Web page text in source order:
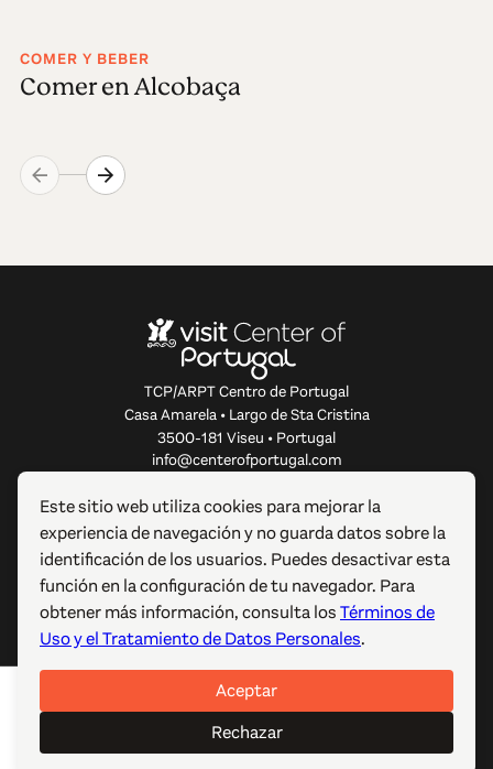
COMER Y BEBER
Comer en Alcobaça
TCP/ARPT Centro de Portugal
Casa Amarela • Largo de Sta Cristina
3500-181 Viseu • Portugal
info@centerofportugal.com
SOBRE ESTE SITIO WEB
ENLACES ÚTILES
SÍGUENOS
© 2012-2026 TCP/ARPT Centro de Portugal. Todos los
derechos reservados. Made byGOMO Digital
Este sitio web utiliza cookies para mejorar la
experiencia de navegación y no guarda datos sobre la
identificación de los usuarios. Puedes desactivar esta
función en la configuración de tu navegador. Para
obtener más información, consulta losTérminos de
Uso y el Tratamiento de Datos Personales.
Aceptar
Rechazar